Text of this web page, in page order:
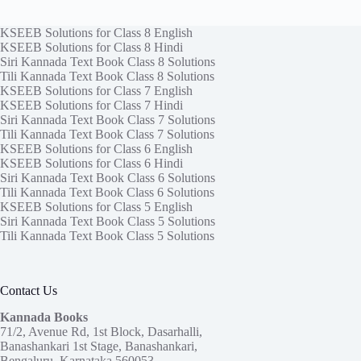
KSEEB Solutions for Class 8 English
KSEEB Solutions for Class 8 Hindi
Siri Kannada Text Book Class 8 Solutions
Tili Kannada Text Book Class 8 Solutions
KSEEB Solutions for Class 7 English
KSEEB Solutions for Class 7 Hindi
Siri Kannada Text Book Class 7 Solutions
Tili Kannada Text Book Class 7 Solutions
KSEEB Solutions for Class 6 English
KSEEB Solutions for Class 6 Hindi
Siri Kannada Text Book Class 6 Solutions
Tili Kannada Text Book Class 6 Solutions
KSEEB Solutions for Class 5 English
Siri Kannada Text Book Class 5 Solutions
Tili Kannada Text Book Class 5 Solutions
Contact Us
Kannada Books
71/2, Avenue Rd, 1st Block, Dasarhalli,
Banashankari 1st Stage, Banashankari,